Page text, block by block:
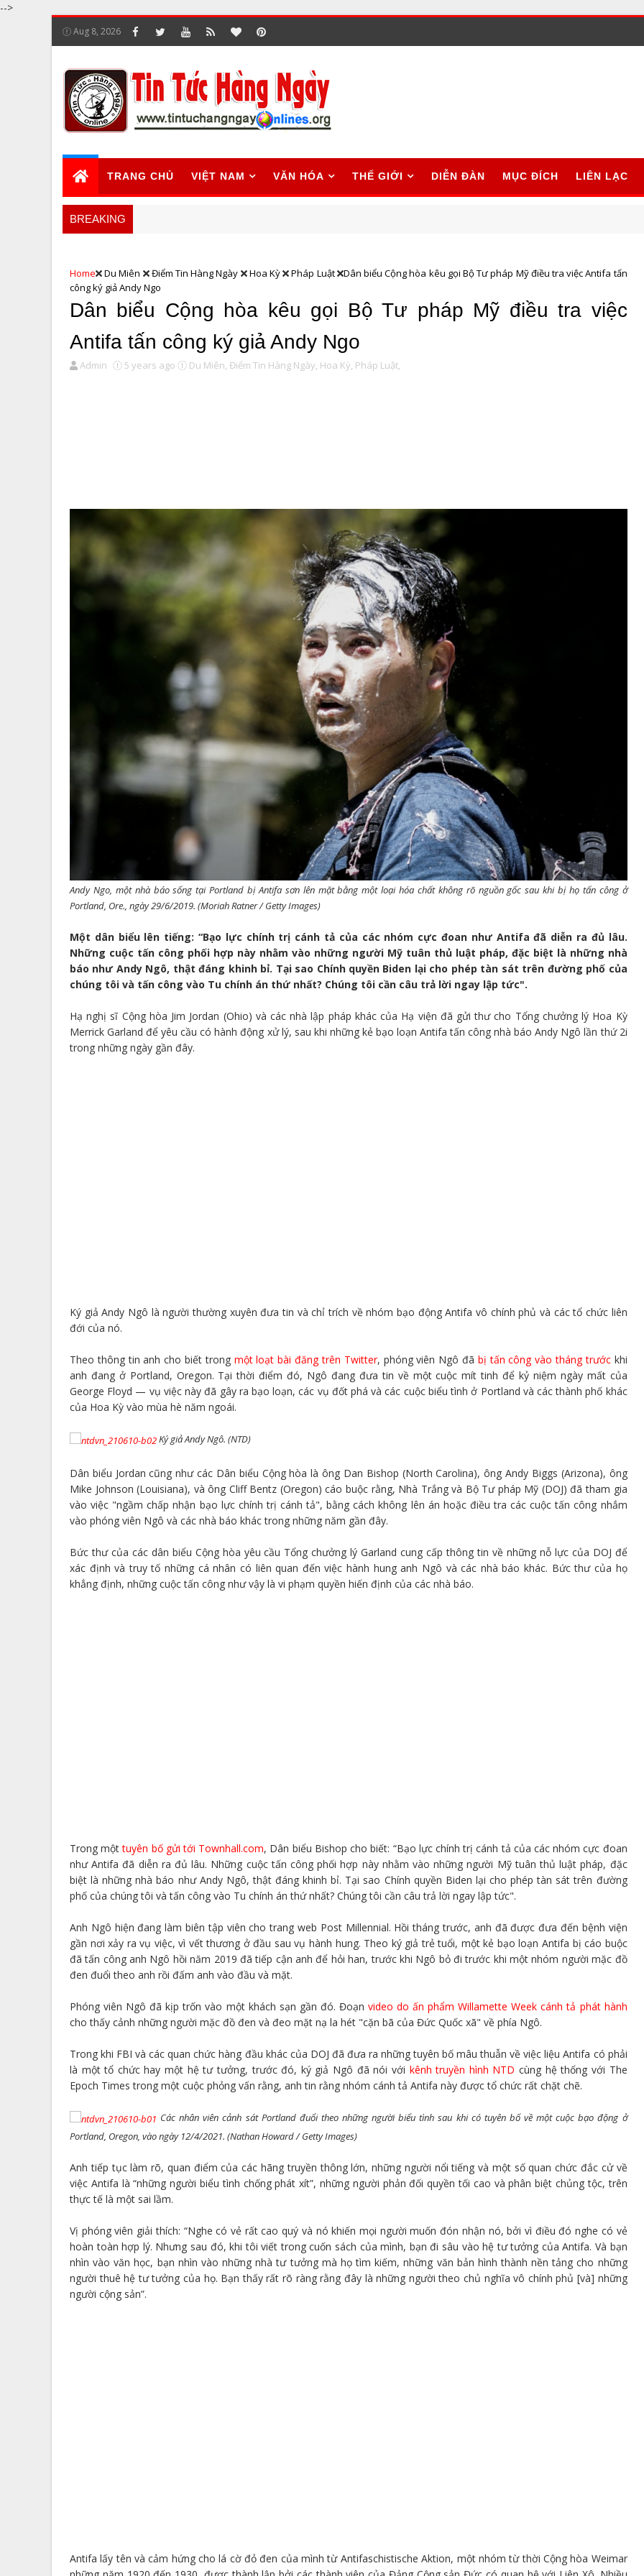
-->
Aug 8, 2026
TRANG CHỦ VIỆT NAM VĂN HÓA THẾ GIỚI DIỄN ĐÀN MỤC ĐÍCH LIÊN LẠC
BREAKING
Home Du Miên Điểm Tin Hàng Ngày Hoa Kỳ Pháp Luật
Dân biểu Cộng hòa kêu gọi Bộ Tư pháp Mỹ điều tra việc Antifa tấn
công ký giả Andy Ngo
Dân biểu Cộng hòa kêu gọi Bộ Tư pháp Mỹ điều tra việc
Antifa tấn công ký giả Andy Ngo
Admin 5 years ago Du Miên, Điểm Tin Hàng Ngày, Hoa Kỳ, Pháp Luật,
Andy Ngo, một nhà báo sống tại Portland bị Antifa sơn lên mặt bằng một loại hóa chất không rõ nguồn gốc sau khi bị họ tấn công ở
Portland, Ore., ngày 29/6/2019. (Moriah Ratner / Getty Images)
Một dân biểu lên tiếng: “Bạo lực chính trị cánh tả của các nhóm cực đoan như Antifa đã diễn ra đủ lâu.
Những cuộc tấn công phối hợp này nhằm vào những người Mỹ tuân thủ luật pháp, đặc biệt là những nhà
báo như Andy Ngô, thật đáng khinh bỉ. Tại sao Chính quyền Biden lại cho phép tàn sát trên đường phố của
chúng tôi và tấn công vào Tu chính án thứ nhất? Chúng tôi cần câu trả lời ngay lập tức".
Hạ nghị sĩ Cộng hòa Jim Jordan (Ohio) và các nhà lập pháp khác của Hạ viện đã gửi thư cho Tổng chưởng lý Hoa Kỳ
Merrick Garland để yêu cầu có hành động xử lý, sau khi những kẻ bạo loạn Antifa tấn công nhà báo Andy Ngô lần thứ 2i
trong những ngày gần đây.
Ký giả Andy Ngô là người thường xuyên đưa tin và chỉ trích về nhóm bạo động Antifa vô chính phủ và các tổ chức liên
đới của nó.
Theo thông tin anh cho biết trong một loạt bài đăng trên Twitter, phóng viên Ngô đã bị tấn công vào tháng trướckhi
anh đang ở Portland, Oregon. Tại thời điểm đó, Ngô đang đưa tin về một cuộc mít tinh để kỷ niệm ngày mất của
George Floyd — vụ việc này đã gây ra bạo loạn, các vụ đốt phá và các cuộc biểu tình ở Portland và các thành phố khác
của Hoa Kỳ vào mùa hè năm ngoái.
Ký giả Andy Ngô. (NTD)
Dân biểu Jordan cũng như các Dân biểu Cộng hòa là ông Dan Bishop (North Carolina), ông Andy Biggs (Arizona), ông
Mike Johnson (Louisiana), và ông Cliff Bentz (Oregon) cáo buộc rằng, Nhà Trắng và Bộ Tư pháp Mỹ (DOJ) đã tham gia
vào việc "ngầm chấp nhận bạo lực chính trị cánh tả", bằng cách không lên án hoặc điều tra các cuộc tấn công nhắm
vào phóng viên Ngô và các nhà báo khác trong những năm gần đây.
Bức thư của các dân biểu Cộng hòa yêu cầu Tổng chưởng lý Garland cung cấp thông tin về những nỗ lực của DOJ để
xác định và truy tố những cá nhân có liên quan đến việc hành hung anh Ngô và các nhà báo khác. Bức thư của họ
khẳng định, những cuộc tấn công như vậy là vi phạm quyền hiến định của các nhà báo.
Trong mộttuyên bố gửi tới Townhall.com, Dân biểu Bishop cho biết: “Bạo lực chính trị cánh tả của các nhóm cực đoan
như Antifa đã diễn ra đủ lâu. Những cuộc tấn công phối hợp này nhằm vào những người Mỹ tuân thủ luật pháp, đặc
biệt là những nhà báo như Andy Ngô, thật đáng khinh bỉ. Tại sao Chính quyền Biden lại cho phép tàn sát trên đường
phố của chúng tôi và tấn công vào Tu chính án thứ nhất? Chúng tôi cần câu trả lời ngay lập tức".
Anh Ngô hiện đang làm biên tập viên cho trang web Post Millennial. Hồi tháng trước, anh đã được đưa đến bệnh viện
gần nơi xảy ra vụ việc, vì vết thương ở đầu sau vụ hành hung. Theo ký giả trẻ tuổi, một kẻ bạo loạn Antifa bị cáo buộc
đã tấn công anh Ngô hồi năm 2019 đã tiếp cận anh để hỏi han, trước khi Ngô bỏ đi trước khi một nhóm người mặc đồ
đen đuổi theo anh rồi đấm anh vào đầu và mặt.
Phóng viên Ngô đã kịp trốn vào một khách sạn gần đó. Đoạn video do ấn phẩm Willamette Week cánh tả phát hành
cho thấy cảnh những người mặc đồ đen và đeo mặt nạ la hét "cặn bã của Đức Quốc xã" về phía Ngô.
Trong khi FBI và các quan chức hàng đầu khác của DOJ đã đưa ra những tuyên bố mâu thuẫn về việc liệu Antifa có phải
là một tổ chức hay một hệ tư tưởng, trước đó, ký giả Ngô đã nói với kênh truyền hình NTD cùng hệ thống với The
Epoch Times trong một cuộc phỏng vấn rằng, anh tin rằng nhóm cánh tả Antifa này được tổ chức rất chặt chẽ.
Các nhân viên cảnh sát Portland đuổi theo những người biểu tình sau khi có tuyên bố về một cuộc bạo động ở
Portland, Oregon, vào ngày 12/4/2021. (Nathan Howard / Getty Images)
Anh tiếp tục làm rõ, quan điểm của các hãng truyền thông lớn, những người nổi tiếng và một số quan chức đắc cử về
việc Antifa là “những người biểu tình chống phát xít”, những người phản đối quyền tối cao và phân biệt chủng tộc, trên
thực tế là một sai lầm.
Vị phóng viên giải thích: “Nghe có vẻ rất cao quý và nó khiến mọi người muốn đón nhận nó, bởi vì điều đó nghe có vẻ
hoàn toàn hợp lý. Nhưng sau đó, khi tôi viết trong cuốn sách của mình, bạn đi sâu vào hệ tư tưởng của Antifa. Và bạn
nhìn vào văn học, bạn nhìn vào những nhà tư tưởng mà họ tìm kiếm, những văn bản hình thành nền tảng cho những
người thuê hệ tư tưởng của họ. Bạn thấy rất rõ ràng rằng đây là những người theo chủ nghĩa vô chính phủ [và] những
người cộng sản”.
Antifa lấy tên và cảm hứng cho lá cờ đỏ đen của mình từ Antifaschistische Aktion, một nhóm từ thời Cộng hòa Weimar